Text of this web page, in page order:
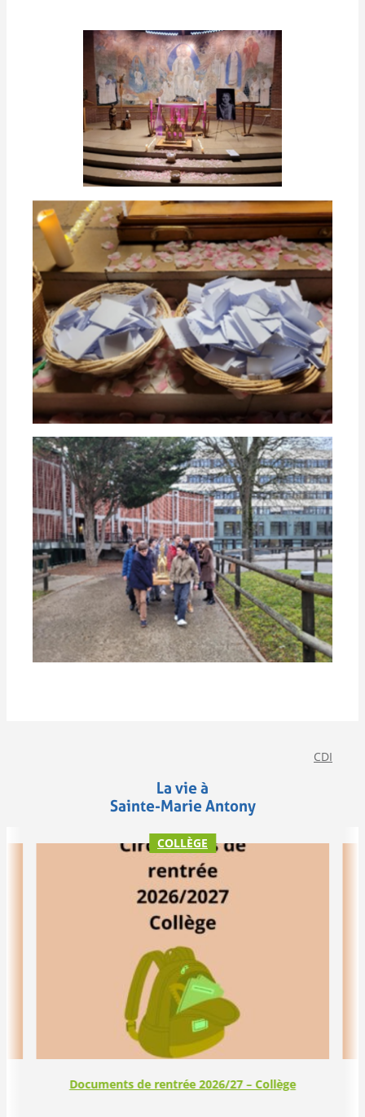
CDI
La vie à
Sainte-Marie Antony
Documents de rentrée 2026/27 – Collège
COLLÈGE